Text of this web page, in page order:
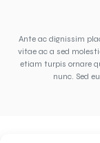
Ante ac dignissim
vitae ac a sed
etiam turpis ornare
nunc. Sed